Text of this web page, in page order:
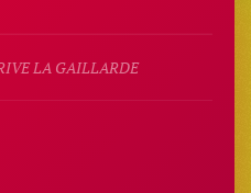
LA GAILLARDE